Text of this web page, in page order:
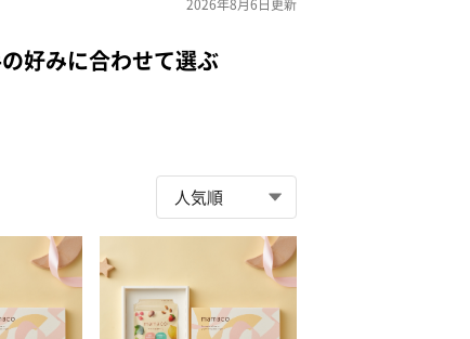
2026年8月6日更新
好みに合わせて選ぶ